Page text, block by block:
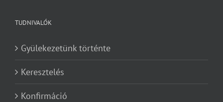
TUDNIVALÓK
Gyülekezetünk történte
Keresztelés
Konfirmáció